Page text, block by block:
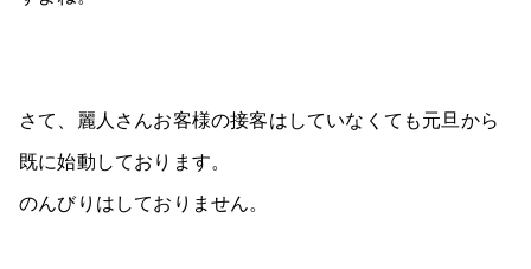
さて、麗人さんお客様の接客はしていなくても元旦から
既に始動しております。
のんびりはしておりません。